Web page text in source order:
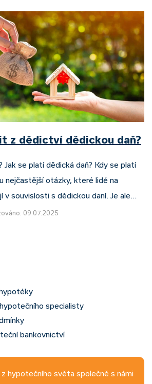
z dědictví dědickou daň?
Jak se platí dědická daň? Kdy se platí
nejčastější otázky, které lidé na
v souvislosti s dědickou daní. Je ale…
09.07.2025
specialisty
bankovnictví
hypotečního světa společně s námi